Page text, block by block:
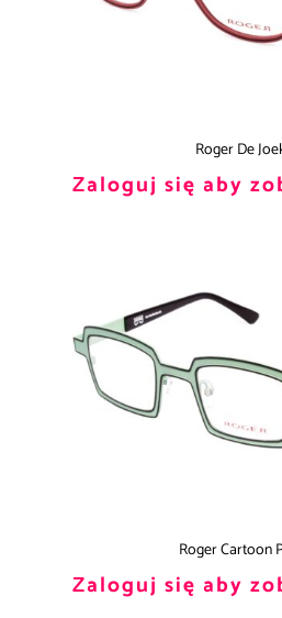
Roger De
Zaloguj się aby
Roger Cartoon
Zaloguj się aby